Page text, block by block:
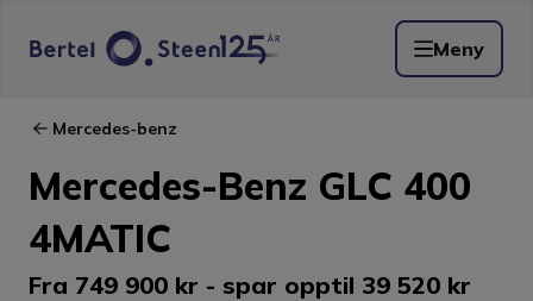
Meny
Mercedes-benz
Mercedes-Benz GLC 400
4MATIC
Fra 749 900 kr - spar opptil 39 520 kr